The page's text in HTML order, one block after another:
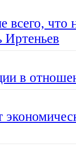
что
Иртеньев
в